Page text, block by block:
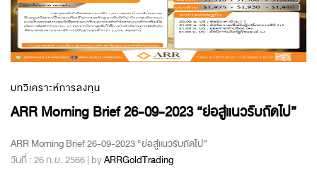
บทวิเคราะห์การลงทุน
ARR Morning Brief 26-09-2023 “ย่อสู่แนวรับถัดไป”
ARR Morning Brief 26-09-2023 “ย่อสู่แนวรับถัดไป”
วันที่ : 26 ก.ย. 2566 | byARRGoldTrading